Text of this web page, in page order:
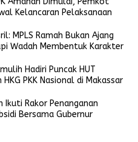
Kelancaran Pelaksanaan
MPLS Ramah Bukan Ajang
Wadah Membentuk Karakter
Hadiri Puncak HUT
PKK Nasional di Makassar
Ikuti Rakor Penanganan
Bersama Gubernur